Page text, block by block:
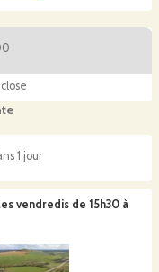
1 jour
vendredis de 15h30 à